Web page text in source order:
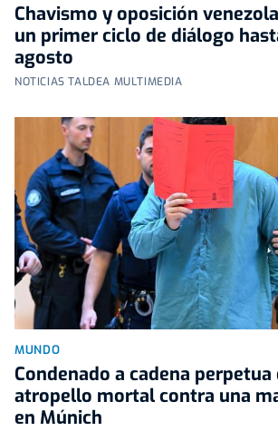
Chavismo y oposición
un primer ciclo de diálogo
agosto
NOTICIAS TALDEA MULTIMEDIA
MUNDO
Condenado a cadena
atropello mortal contra una
en Múnich